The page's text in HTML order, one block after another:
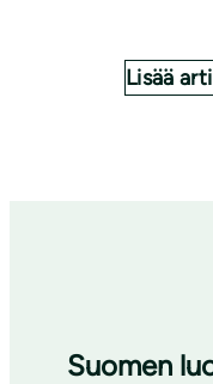
Lisää
Suomen